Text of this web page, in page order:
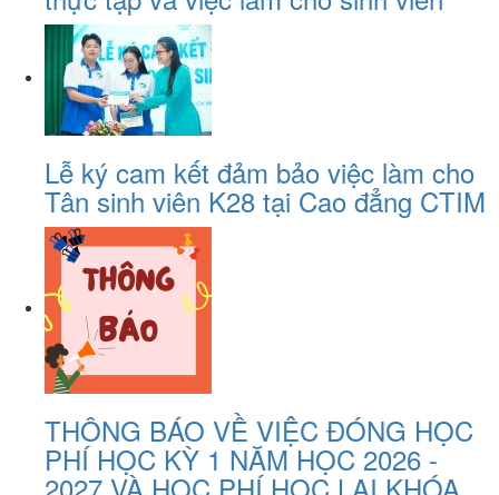
Lễ ký cam kết đảm bảo việc làm cho
Tân sinh viên K28 tại Cao đẳng CTIM
THÔNG BÁO VỀ VIỆC ĐÓNG HỌC
PHÍ HỌC KỲ 1 NĂM HỌC 2026 -